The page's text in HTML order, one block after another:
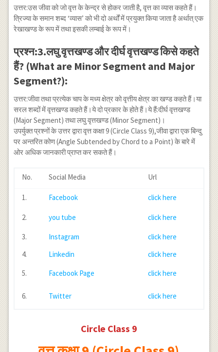
उत्तर:उस जीवा को जो वृत्त के केन्द्र से होकर जाती है, वृत्त का व्यास कहते हैं।
त्रिज्या के समान शब्द ‘व्यास’ को भी दो अर्थों में प्रयुक्त किया जाता है अर्थात् एक
रेखाखण्ड के रूप में तथा इसकी लम्बाई के रूप में।
प्रश्न:3.लघु वृत्तखण्ड और दीर्घ वृत्तखण्ड किसे कहते
हैं? (What are Minor Segment and Major
Segment?):
उत्तर:जीवा तथा प्रत्येक चाप के मध्य क्षेत्र को वृत्तीय क्षेत्र का खण्ड कहते हैं।या
सरल शब्दों में वृत्तखण्ड कहते हैं।ये दो प्रकार के होते हैं।ये हैं:दीर्घ वृत्तखण्ड
(Major Segment) तथा लघु वृत्तखण्ड (Minor Segment)।
उपर्युक्त प्रश्नों के उत्तर द्वारा वृत्त कक्षा 9 (Circle Class 9),जीवा द्वारा एक बिन्दु
पर अन्तरित कोण (Angle Subtended by Chord to a Point) के बारे में
ओर अधिक जानकारी प्राप्त कर सकते हैं।
No. Social Media Url
1. Facebook click here
2. you tube click here
3. Instagram
click here
4.
Linkedin click here
5. Facebook Page click here
6. Twitter click here
Circle Class 9